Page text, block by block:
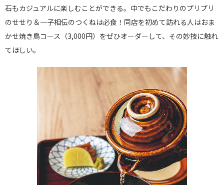
石もカジュアルに楽しむことができる。中でもこだわりのプリプリ
のせせり＆一子相伝のつくねは必食！同店を初めて訪れる人はおま
かせ焼き鳥コース（3,000円）をぜひオーダーして、その妙技に触れ
てほしい。